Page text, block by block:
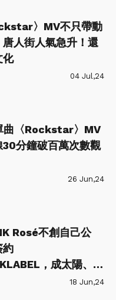
〉MV不只帶動
人街人氣急升！還
化
04 Jul,24
曲〈Rockstar〉MV
30分鐘破百萬次數觀
26 Jun,24
Rosé不創自己公
約
，成太陽、朴
18 Jun,24